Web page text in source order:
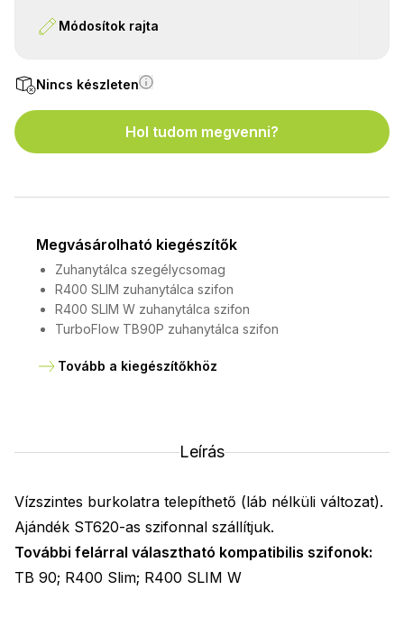
Módosítok rajta
Nincs készleten
Hol tudom megvenni?
Megvásárolható kiegészítők
Zuhanytálca szegélycsomag
R400 SLIM zuhanytálca szifon
R400 SLIM W zuhanytálca szifon
TurboFlow TB90P zuhanytálca szifon
Tovább a kiegészítőkhöz
Leírás
Vízszintes burkolatra telepíthető (láb nélküli változat).
Ajándék ST620-as szifonnal szállítjuk.
További felárral választható kompatibilis szifonok:
TB 90; R400 Slim; R400 SLIM W